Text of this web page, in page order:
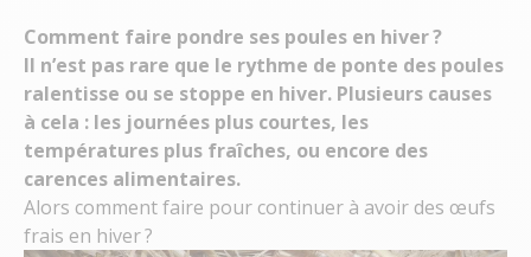
Comment faire pondre ses poules en hiver ?
Il n’est pas rare que le rythme de ponte des poules
ralentisse ou se stoppe en hiver. Plusieurs causes
à cela : les journées plus courtes, les
températures plus fraîches, ou encore des
carences alimentaires.
Alors comment faire pour continuer à avoir des œufs
frais en hiver ?